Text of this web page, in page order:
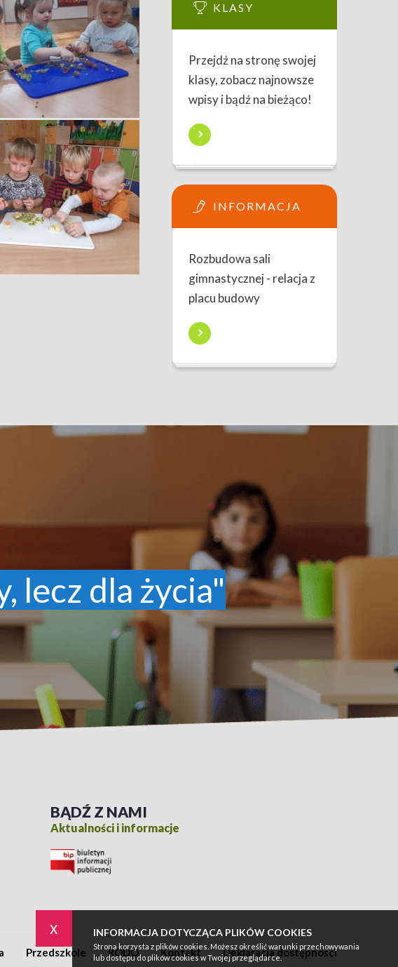
x INFORMACJA DOTYCZĄCA PLIKÓW COOKIES
Strona korzysta z plików cookies. Możesz określić warunki przechowywania
lub dostępu do plików cookies w Twojej przeglądarce.
KLASY
Przejdź na stronę swojej
klasy, zobacz najnowsze
wpisy i bądź na bieżąco!
INFORMACJA
Rozbudowa sali
gimnastycznej - relacja z
placu budowy
lecz dla życia"
BĄDŹ Z NAMI
Aktualności i informacje
Przedszkole RODO Kontakt Deklaracja dostępności